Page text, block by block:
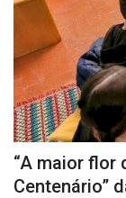
“A maior flor
Centenário”